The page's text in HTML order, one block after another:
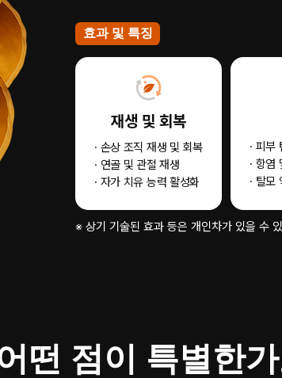
효과 및 특징
재생 및 회복
· 손상 조직 재생 및 회복
· 연골 및 관절 재생
· 자가 치유 능력 활성화
· 피부
· 항염
· 탈모
※ 상기 기술된 효과 등은 개인차가 있을 수
떤 점이 특별한